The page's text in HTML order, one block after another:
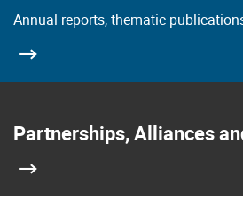
Annual reports, thematic
Partnerships, Alliances